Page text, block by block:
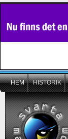
HEM HISTORIK